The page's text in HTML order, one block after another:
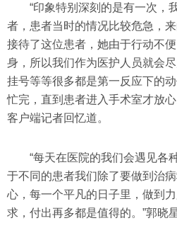
“印象特别深刻的是有一次，
者，患者当时的情况比较危急，
接待了这位患者，她由于行动不
身，所以我们作为医护人员就会
挂号等等很多都是第一反应下的
忙完，直到患者进入手术室才放
客户端记者回忆道。
“每天在医院的我们会遇见各
于不同的患者我们除了要做到治
心，每一个平凡的日子里，做到
求，付出再多都是值得的。”郭晓